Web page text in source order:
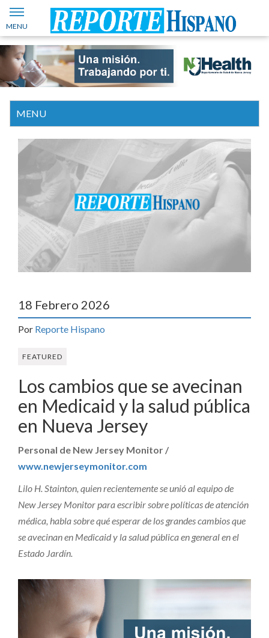
18 Febrero 2026
Por Reporte Hispano
FEATURED
Los cambios que se avecinan
en Medicaid y la salud pública
en Nueva Jersey
Personal de New Jersey Monitor /
www.newjerseymonitor.com
Lilo H. Stainton, quien recientemente se unió al equipo de
New Jersey Monitor para escribir sobre políticas de atención
médica, habla sobre qué esperar de los grandes cambios que
se avecinan en Medicaid y la salud pública en general en el
Estado Jardín.